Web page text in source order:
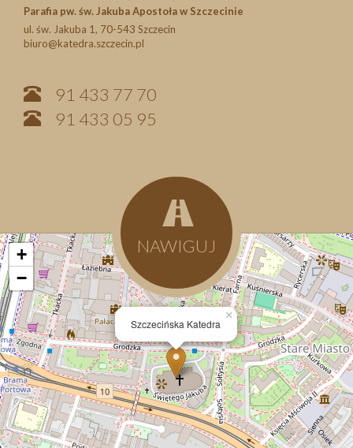
Parafia pw. św. Jakuba Apostoła w Szczecinie
ul. św. Jakuba 1, 70-543 Szczecin
biuro@katedra.szczecin.pl
91 433 77 70
91 433 05 95
NAWIGUJ
Szczecińska Katedra
×
+
−